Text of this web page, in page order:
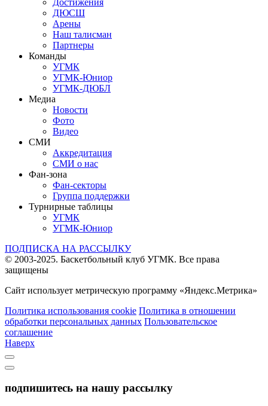
ДЮСШ
Арены
Наш талисман
Партнеры
Команды
УГМК
УГМК-Юниор
УГМК-ДЮБЛ
Медиа
Новости
Фото
Видео
СМИ
Аккредитация
СМИ о нас
Фан-зона
Фан-секторы
Группа поддержки
Турнирные таблицы
УГМК
УГМК-Юниор
ПОДПИСКА НА РАССЫЛКУ
© 2003-2025. Баскетбольный клуб УГМК. Все права
защищены
Сайт использует метрическую программу «Яндекс.Метрика»
Политика использования cookie Политика в отношении
обработки персональных данных Пользовательское
соглашение
Наверх
подпишитесь на нашу рассылку